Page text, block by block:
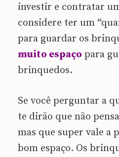
investir e contratar
considere ter um
para guardar os
muito espaço para
brinquedos.
Se você perguntar a
te dirão que não
mas que super vale a
bom espaço. Os